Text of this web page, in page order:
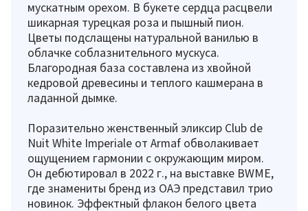
мускатным орехом. В букете сердца расцвели
шикарная турецкая роза и пышный пион.
Цветы подслащены натуральной ванилью в
облачке соблазнительного мускуса.
Благородная база составлена из хвойной
кедровой древесины и теплого кашмерана в
ладанной дымке.
Поразительно женственный эликсир Club de
Nuit White Imperiale от Armaf обволакивает
ощущением гармонии с окружающим миром.
Он дебютировал в 2022 г., на выставке BWME,
где знамениты бренд из ОАЭ представил трио
новинок. Эффектный флакон белого цвета